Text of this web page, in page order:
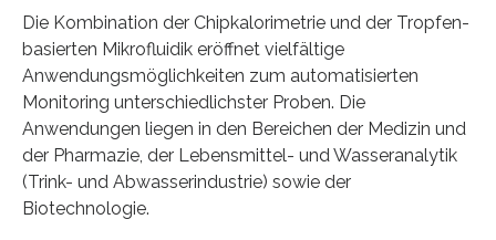
Die Kombination der Chipkalorimetrie und der Tropfen-
basierten Mikrofluidik eröffnet vielfältige
Anwendungsmöglichkeiten zum automatisierten
Monitoring unterschiedlichster Proben. Die
Anwendungen liegen in den Bereichen der Medizin und
der Pharmazie, der Lebensmittel- und Wasseranalytik
(Trink- und Abwasserindustrie) sowie der
Biotechnologie.